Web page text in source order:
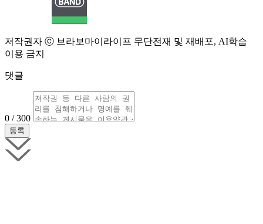
저작권자 ⓒ 브라보마이라이프 무단전재 및 재배포, AI학습
이용 금지
댓글
0 / 300